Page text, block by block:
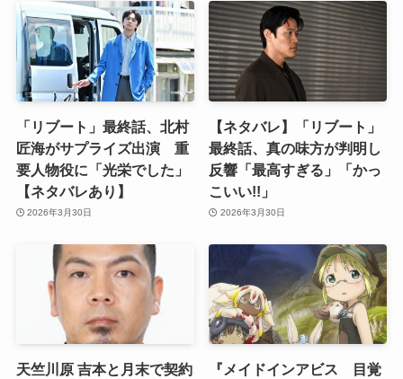
「リブート」最終話、北村
匠海がサプライズ出演 重
要人物役に「光栄でした」
【ネタバレあり】
2026年3月30日
【ネタバレ】「リブート」
最終話、真の味方が判明し
反響「最高すぎる」「かっ
こいい!!」
2026年3月30日
天竺川原 吉本と月末で契約
『メイドインアビス 目覚